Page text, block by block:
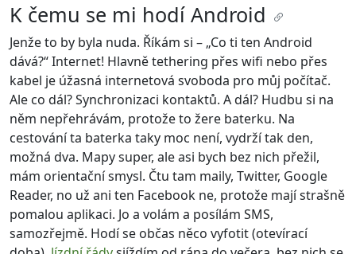
K čemu se mi hodí Android
Jenže to by byla nuda. Říkám si – „Co ti ten Android
dává?“ Internet! Hlavně tethering přes wifi nebo přes
kabel je úžasná internetová svoboda pro můj počítač.
Ale co dál? Synchronizaci kontaktů. A dál? Hudbu si na
něm nepřehrávám, protože to žere baterku. Na
cestování ta baterka taky moc není, vydrží tak den,
možná dva. Mapy super, ale asi bych bez nich přežil,
mám orientační smysl. Čtu tam maily, Twitter, Google
Reader, no už ani ten Facebook ne, protože mají strašně
pomalou aplikaci. Jo a volám a posílám SMS,
samozřejmě. Hodí se občas něco vyfotit (otevírací